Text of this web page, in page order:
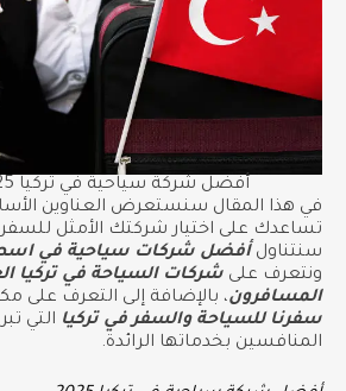
أفضل شركة سياحية في تركيا 2025
في هذا المقال سنستعرض العناوين
تساعدك على اختيار شركتك الأمثل
سنتناولأفضل شركات سياحية في
ونتعرف على شركات السياحة في تركيا
المسافرون، بالإضافة إلى التعرف على
سفرنا للسياحة والسفر في تركيا التي
المنافسين بخدماتها الرائدة.